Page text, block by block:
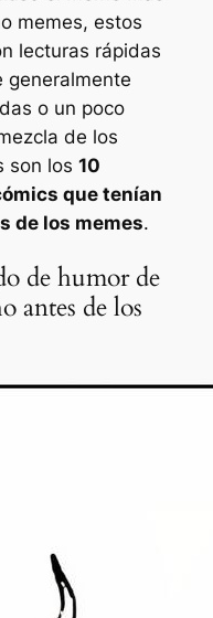
memes, estos
lecturas rápidas
generalmente
o un poco
de los
son los 10
que tenían
de los memes.
de humor de
antes de los